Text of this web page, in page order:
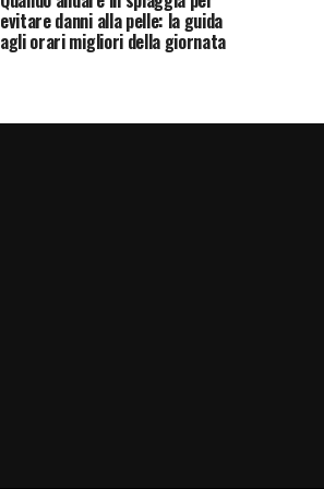
evitare danni alla pelle: la guida
agli orari migliori della giornata